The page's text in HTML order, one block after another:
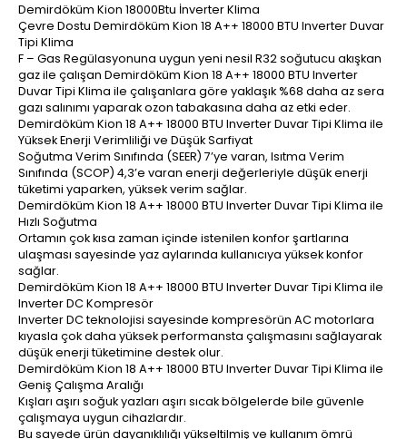
Demirdöküm Kion 18000Btu İnverter Klima
Çevre Dostu Demirdöküm Kion 18 A++ 18000 BTU Inverter Duvar
Tipi Klima
F – Gas Regülasyonuna uygun yeni nesil R32 soğutucu akışkan
gaz ile çalışan Demirdöküm Kion 18 A++ 18000 BTU Inverter
Duvar Tipi Klima ile çalışanlara göre yaklaşık %68 daha az sera
gazı salınımı yaparak ozon tabakasına daha az etki eder.
Demirdöküm Kion 18 A++ 18000 BTU Inverter Duvar Tipi Klima ile
Yüksek Enerji Verimliliği ve Düşük Sarfiyat
Soğutma Verim Sınıfında (SEER) 7’ye varan, Isıtma Verim
Sınıfında (SCOP) 4,3’e varan enerji değerleriyle düşük enerji
tüketimi yaparken, yüksek verim sağlar.
Demirdöküm Kion 18 A++ 18000 BTU Inverter Duvar Tipi Klima ile
Hızlı Soğutma
Ortamın çok kısa zaman içinde istenilen konfor şartlarına
ulaşması sayesinde yaz aylarında kullanıcıya yüksek konfor
sağlar.
Demirdöküm Kion 18 A++ 18000 BTU Inverter Duvar Tipi Klima ile
Inverter DC Kompresör
Inverter DC teknolojisi sayesinde kompresörün AC motorlara
kıyasla çok daha yüksek performansta çalışmasını sağlayarak
düşük enerji tüketimine destek olur.
Demirdöküm Kion 18 A++ 18000 BTU Inverter Duvar Tipi Klima ile
Geniş Çalışma Aralığı
Kışları aşırı soğuk yazları aşırı sıcak bölgelerde bile güvenle
çalışmaya uygun cihazlardır.
Bu sayede ürün dayanıklılığı yükseltilmiş ve kullanım ömrü